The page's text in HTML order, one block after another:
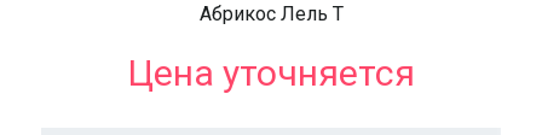
Абрикос Лель Т
Цена уточняется